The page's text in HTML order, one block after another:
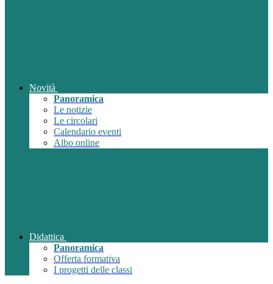
Novità
Panoramica
Le notizie
Le circolari
Calendario eventi
Albo online
Didattica
Panoramica
Offerta formativa
I progetti delle classi